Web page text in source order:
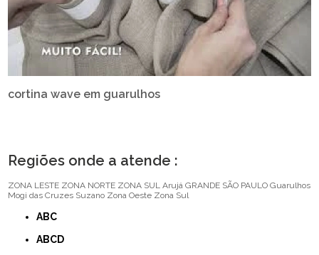
cortina wave em guarulhos
Regiões onde a atende :
ZONA LESTE ZONA NORTE ZONA SUL Arujá GRANDE SÃO PAULO Guarulhos
Mogi das Cruzes Suzano Zona Oeste Zona Sul
ABC
ABCD